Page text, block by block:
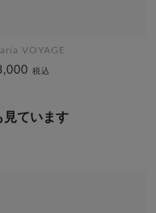
VOYAGE
税込
見ています